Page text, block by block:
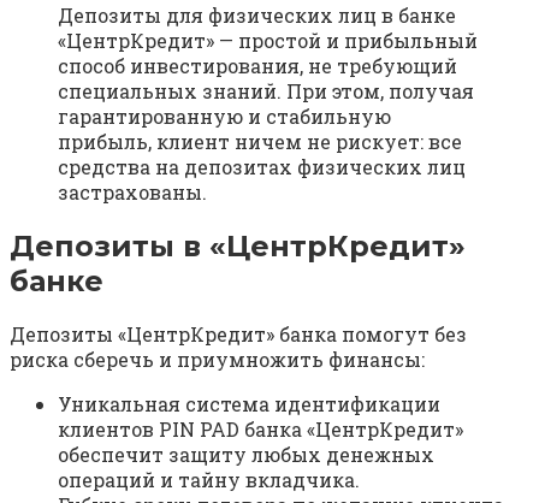
Депозиты для физических лиц в банке
«ЦентрКредит» — простой и прибыльный
способ инвестирования, не требующий
специальных знаний. При этом, получая
гарантированную и стабильную
прибыль, клиент ничем не рискует: все
средства на депозитах физических лиц
застрахованы.
Депозиты в «ЦентрКредит»
банке
Депозиты «ЦентрКредит» банка помогут без
риска сберечь и приумножить финансы:
Уникальная система идентификации
клиентов PIN PAD банка «ЦентрКредит»
обеспечит защиту любых денежных
операций и тайну вкладчика.